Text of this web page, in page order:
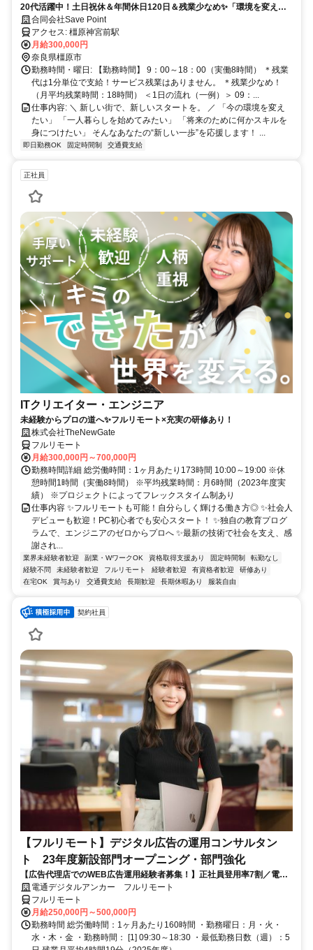
20代活躍中！土日祝休＆年間休日120日＆残業少なめ✨「環境を変えた
い」を応援！充実研修からstart♪
合同会社Save Point
アクセス: 橿原神宮前駅
月給300,000円
奈良県橿原市
勤務時間・曜日: 【勤務時間】 9：00～18：00（実働8時間） ＊残業
代は1分単位で支給！サービス残業はありません。 ＊残業少なめ！
（月平均残業時間：18時間） ＜1日の流れ（一例）＞ 09：...
仕事内容: ＼ 新しい街で、新しいスタートを。 ／ 「今の環境を変え
たい」 「一人暮らしを始めてみたい」 「将来のために何かスキルを
身につけたい」 そんなあなたの“新しい一歩”を応援します！ ...
即日勤務OK 固定時間制 交通費支給
正社員
ITクリエイター・エンジニア
未経験からプロの道へ✨フルリモート×充実の研修あり！
株式会社TheNewGate
フルリモート
月給300,000円～700,000円
勤務時間詳細 総労働時間：1ヶ月あたり173時間 10:00～19:00 ※休
憩時間1時間（実働8時間） ※平均残業時間：月6時間（2023年度実
績） ※プロジェクトによってフレックスタイム制あり
仕事内容 ✨フルリモートも可能！自分らしく輝ける働き方◎ ✨社会人
デビューも歓迎！PC初心者でも安心スタート！ ✨独自の教育プログ
ラムで、エンジニアのゼロからプロへ ✨最新の技術で社会を支え、感
謝され...
業界未経験者歓迎 副業・WワークOK 資格取得支援あり 固定時間制
転勤なし
経験不問
未経験者歓迎 フルリモート 経験者歓迎 有資格者歓迎
研修あり
在宅OK
賞与あり 交通費支給 長期歓迎 長期休暇あり 服装自由
契約社員
【フルリモート】デジタル広告の運用コンサルタン
ト 23年度新設部門オープニング・部門強化
【広告代理店でのWEB広告運用経験者募集！】正社員登用率7割／電通
G／全国×完全在宅／年休126日・土日祝休み／残業月平均4時間19分
電通デジタルアンカー フルリモート
フルリモート
月給250,000円～500,000円
勤務時間 総労働時間：1ヶ月あたり160時間 ・勤務曜日：月・火・
水・木・金 ・勤務時間： [1] 09:30～18:30 ・最低勤務日数（週）：5